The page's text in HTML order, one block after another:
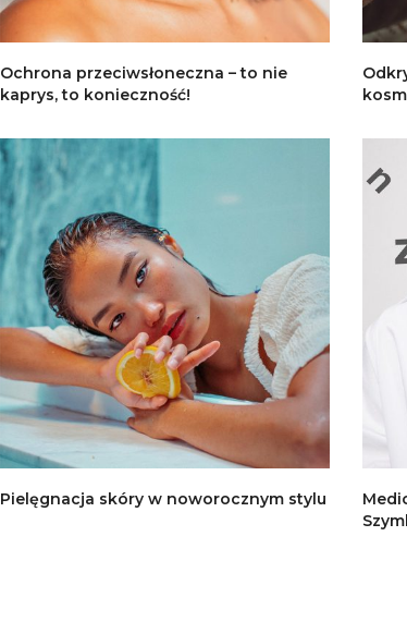
Ochrona przeciwsłoneczna – to nie
kaprys, to konieczność!
Pielęgnacja skóry w noworocznym stylu